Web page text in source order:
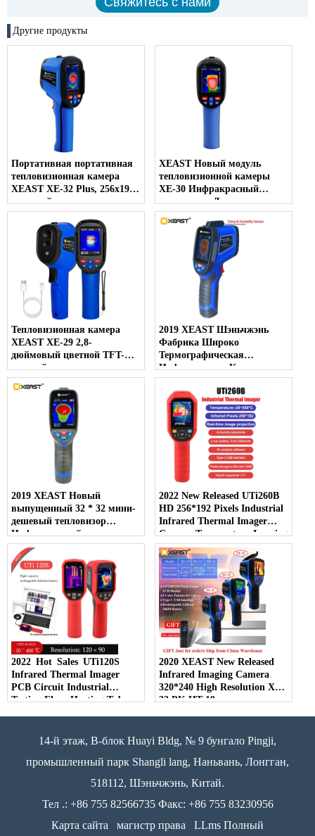
Другие продукты
Портативная портативная
тепловизионная камера
XEAST XE-32 Plus, 256x192
пикселей, видеоанализ с
ПК, диапазон температур
-20 ~ 550C, новинка
XEAST Новый модуль
тепловизионной камеры
XE-30 Инфракрасный
тепловизор Датчик для
датчика подогрева пола
Температура пластика
Тепловизионная камера
XEAST XE-29 2,8-
дюймовый цветной TFT-
дисплей с разрешением
120*90 Тепловизор для
обнаружения утечек в
трубах и стенах
2019 XEAST Шэньчжэнь
Фабрика Широко
Термографическая
Инфракрасная Камера
Влажности Испытания
Imager XE-27
2019 XEAST Новый
выпущенный 32 * 32 мини-
дешевый тепловизор
Инфракрасный тепловизор
от производителя HT-02D
USB Interface
2022 New Released UTi260B
HD 256*192 Pixels Industrial
Infrared Thermal Imager
Camera Temperature Imaging
Circuit Electrical
Maintenance
2022 Hot Sales UTi120S
Infrared Thermal Imager
PCB Circuit Industrial
Testing Floor Heating Tube
2020 XEAST New Released
Infrared Imaging Camera
320*240 High Resolution XE-
33 PK HT-19
14-й этаж, B-блок Huayi Bldg, № 9 бунгало Pingji,
промышленный парк Shangli lang, Наньвань, Лонгган,
518112, Шэньчжэнь, Китай.
Тел .: +86 755 82566735 Факс: +86 755 83230956
Карта сайта
магистр права LLms Полный